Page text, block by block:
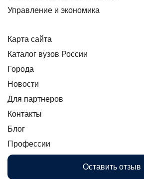
Управление и экономика
Карта сайта
Каталог вузов России
Города
Новости
Для партнеров
Контакты
Блог
Профессии
Оставить отзыв